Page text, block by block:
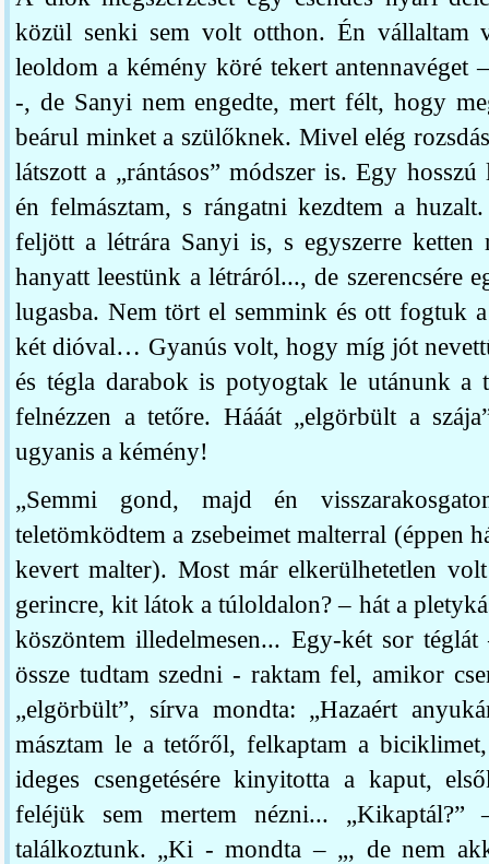
közül senki sem volt otthon. Én vállaltam
leoldom a kémény köré tekert antennavéget
-, de Sanyi nem engedte, mert félt, hogy
beárul minket a szülőknek. Mivel elég
látszott a „rántásos” módszer is. Egy
én felmásztam, s rángatni kezdtem a
feljött a létrára Sanyi is, s egyszerre
hanyatt leestünk a létráról..., de szerencsére
lugasba. Nem tört el semmink és ott fogtuk
két dióval… Gyanús volt, hogy míg jót
és tégla darabok is potyogtak le utánunk a
felnézzen a tetőre. Hááát „elgörbült a
ugyanis a kémény!
„Semmi gond, majd én
teletömködtem a zsebeimet malterral (éppen
kevert malter). Most már elkerülhetetlen
gerincre, kit látok a túloldalon? – hát a
köszöntem illedelmesen... Egy-két sor
össze tudtam szedni - raktam fel, amikor
„elgörbült”, sírva mondta: „Hazaért
másztam le a tetőről, felkaptam a
ideges csengetésére kinyitotta a kaput,
feléjük sem mertem nézni...
találkoztunk. „Ki - mondta – „, de nem